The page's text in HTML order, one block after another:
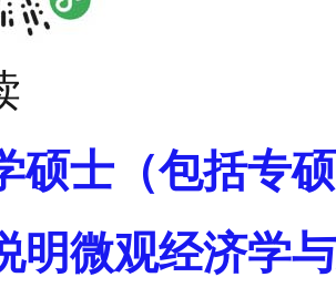
硕士（包括专
明微观经济学